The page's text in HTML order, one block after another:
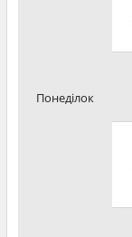
Понеділок